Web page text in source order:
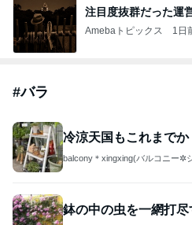
注目度抜群だった運
Amebaトピックス 1日
#バラ
冷涼天国もこれまでか
balcony＊xingxing(バルコニー✲
鉢の中の虫を一網打尽